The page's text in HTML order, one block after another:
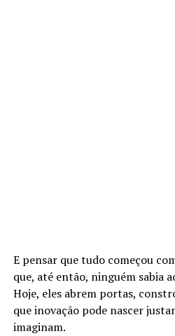
E pensar que tudo começou
que, até então, ninguém sabia
Hoje, eles abrem portas,
que inovação pode nascer
imaginam.